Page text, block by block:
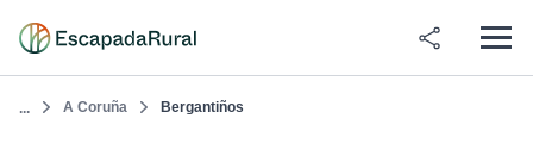
... A Coruña Bergantiños